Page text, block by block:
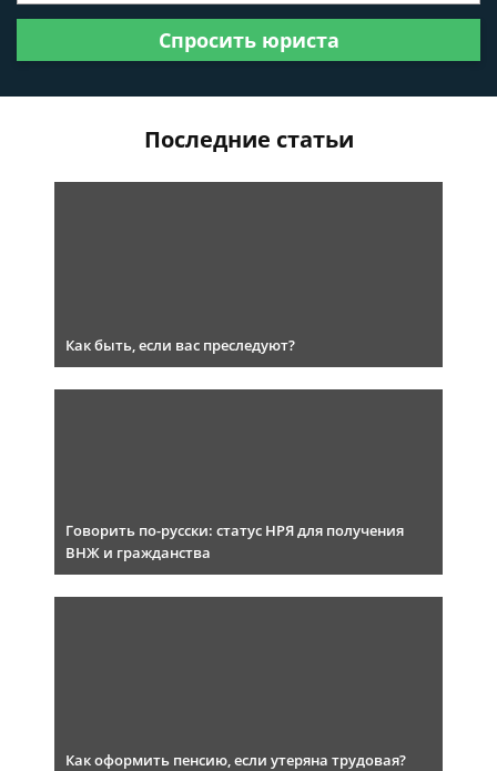
Спросить юриста
Последние статьи
Как быть, если вас преследуют?
Говорить по-русски: статус НРЯ для получения
ВНЖ и гражданства
Как оформить пенсию, если утеряна трудовая?